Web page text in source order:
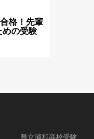
格！先輩
めの受験
県立浦和高校受験